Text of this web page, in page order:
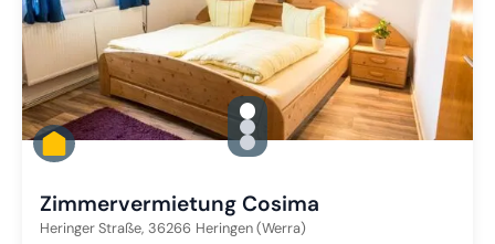
gallery.slide_selector
Zu Slide 1 wechseln
Zu Slide 2 wechseln
Zu Slide 3 wechseln
Zimmervermietung Cosima
Heringer Straße, 36266 Heringen (Werra)